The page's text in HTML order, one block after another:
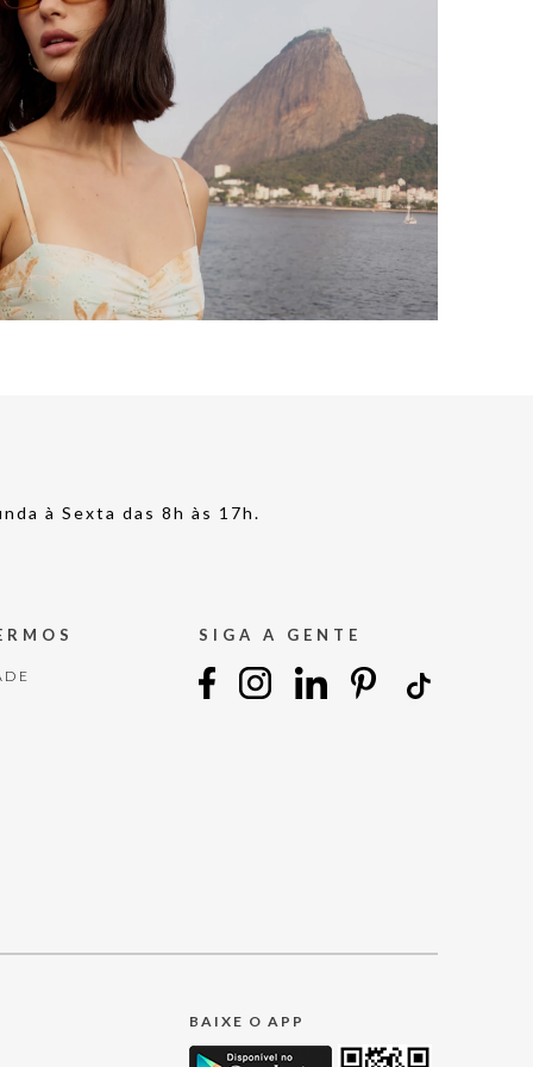
à Sexta das 8h às 17h.
SIGA A GENTE
BAIXE O APP